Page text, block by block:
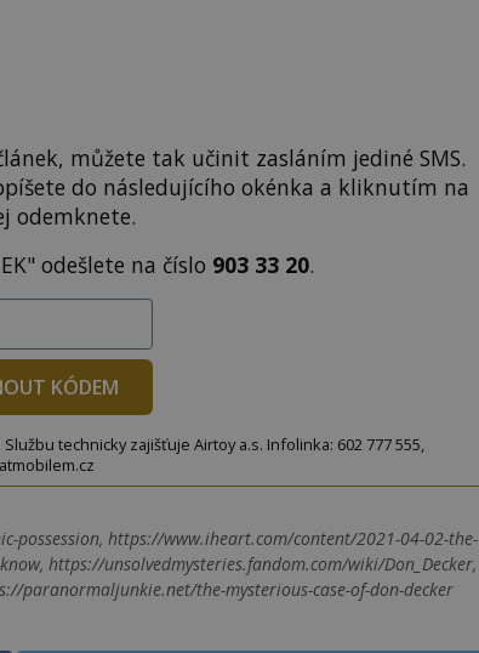
můžete tak učinit zasláním jediné SMS.
do následujícího okénka a kliknutím na
odemknete.
odešlete na číslo 903 33 20.
KÓDEM
technicky zajišťuje Airtoy a.s. Infolinka: 602 777 555,
possession, https://www.iheart.com/content/2021-04-02-the-
https://unsolvedmysteries.fandom.com/wiki/Don_Decker,
paranormaljunkie.net/the-mysterious-case-of-don-decker